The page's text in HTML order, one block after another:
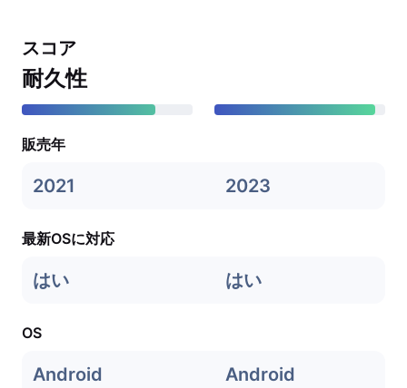
スコア
耐久性
販売年
2021 2023
最新OSに対応
はい はい
OS
Android Android